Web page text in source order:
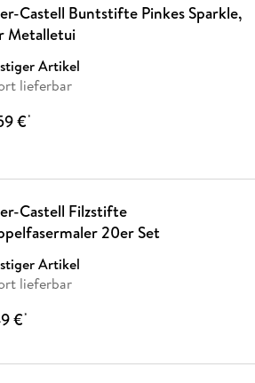
Castell Buntstifte Pinkes Sparkle,
Metalletui
Artikel
lieferbar
€*
Castell Filzstifte
20er Set
Artikel
lieferbar
€*